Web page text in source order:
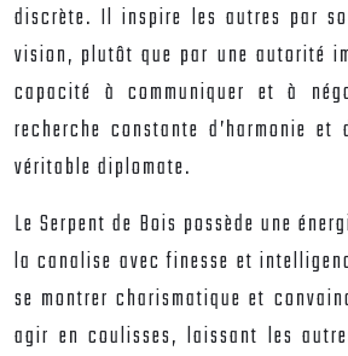
discrète. Il inspire les autres par
vision, plutôt que par une autorité
capacité à communiquer et à
recherche constante d’harmonie
véritable diplomate.
Le Serpent de Bois possède une
la canalise avec finesse et
se montrer charismatique et
agir en coulisses, laissant les